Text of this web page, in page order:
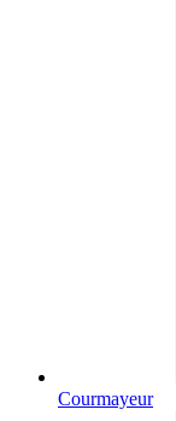
Courmayeur